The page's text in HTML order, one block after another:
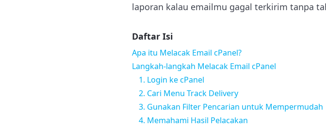
laporan kalau emailmu gagal terkirim tanpa
Daftar Isi
Apa itu Melacak Email cPanel?
Langkah-langkah Melacak Email cPanel
1. Login ke cPanel
2. Cari Menu Track Delivery
3. Gunakan Filter Pencarian untuk Mempermudah
4. Memahami Hasil Pelacakan